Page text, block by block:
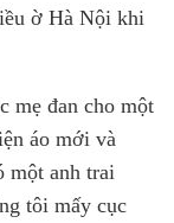
ờ Hà Nội khi
mẹ đan cho một
áo mới và
một anh trai
tôi mấy cục